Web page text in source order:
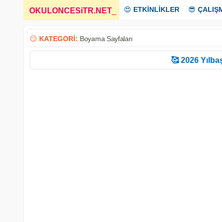
OKULONCESiTR.NET 😍 ETKİNLİKLER 😎
😏 KATEGORİ: Boyama Sayfaları
🥰 2026